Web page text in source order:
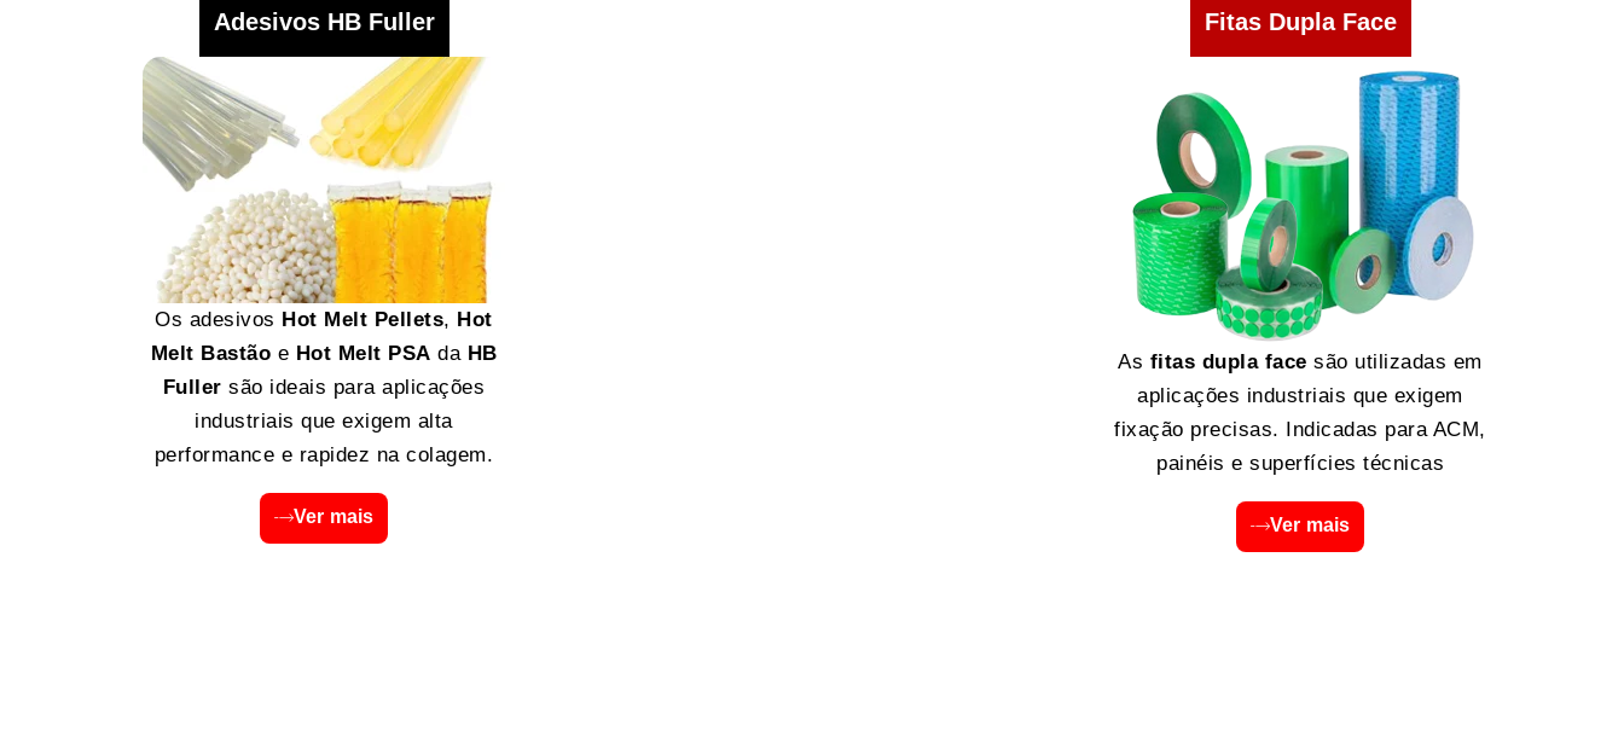
Adesivos HB Fuller
Os adesivos Hot Melt Pellets, Hot
Melt Bastão e Hot Melt PSA da HB
Fuller são ideais para aplicações
industriais que exigem alta
performance e rapidez na colagem.
Ver mais
Fitas Dupla Face
As fitas dupla face são utilizadas em
aplicações industriais que exigem
fixação precisas. Indicadas para ACM,
painéis e superfícies técnicas
Ver mais